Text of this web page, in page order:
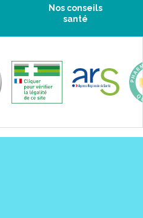
Nos conseils
santé